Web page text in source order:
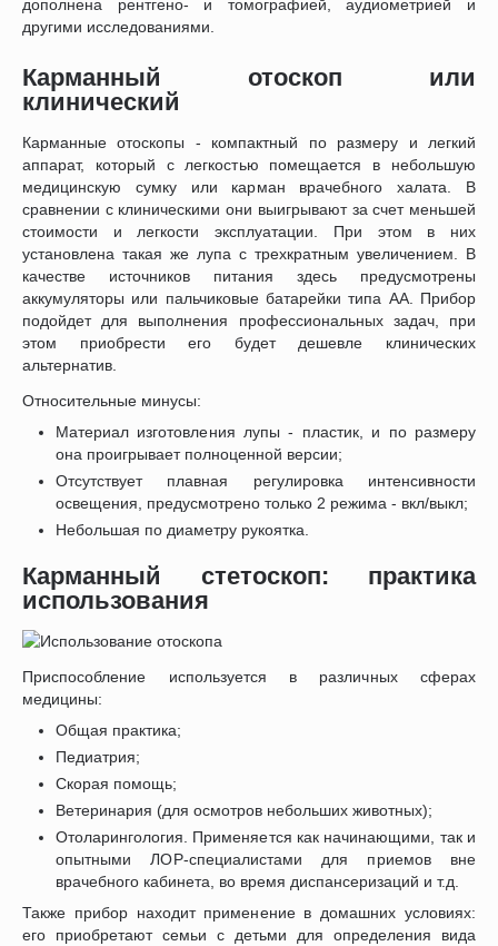
дополнена рентгено- и томографией, аудиометрией и
другими исследованиями.
Карманный отоскоп или
клинический
Карманные отоскопы - компактный по размеру и легкий
аппарат, который с легкостью помещается в небольшую
медицинскую сумку или карман врачебного халата. В
сравнении с клиническими они выигрывают за счет меньшей
стоимости и легкости эксплуатации. При этом в них
установлена такая же лупа с трехкратным увеличением. В
качестве источников питания здесь предусмотрены
аккумуляторы или пальчиковые батарейки типа АА. Прибор
подойдет для выполнения профессиональных задач, при
этом приобрести его будет дешевле клинических
альтернатив.
Относительные минусы:
Материал изготовления лупы - пластик, и по размеру
она проигрывает полноценной версии;
Отсутствует плавная регулировка интенсивности
освещения, предусмотрено только 2 режима - вкл/выкл;
Небольшая по диаметру рукоятка.
Карманный стетоскоп: практика
использования
Приспособление используется в различных сферах
медицины:
Общая практика;
Педиатрия;
Скорая помощь;
Ветеринария (для осмотров небольших животных);
Отоларингология. Применяется как начинающими, так и
опытными ЛОР-специалистами для приемов вне
врачебного кабинета, во время диспансеризаций и т.д.
Также прибор находит применение в домашних условиях:
его приобретают семьи с детьми для определения вида